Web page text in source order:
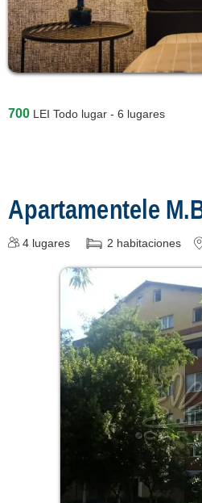
700 LEI Todo lugar - 6 lugares
Apartamentele
4 lugares 2 habitaciones